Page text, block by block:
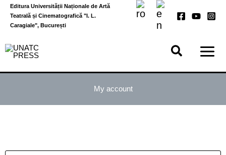
Skip
content
Editura Universității Naționale de Artă
Teatrală și Cinematografică "I. L.
Caragiale", București
My account